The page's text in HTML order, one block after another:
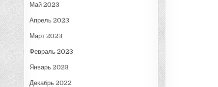
Май 2023
Апрель 2023
Март 2023
Февраль 2023
Январь 2023
Декабрь 2022